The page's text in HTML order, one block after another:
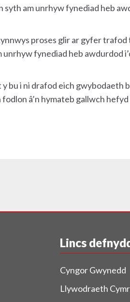
syth am unrhyw fynediad heb
proses glir ar gyfer
unrhyw fynediad heb awdurdod
bu i ni drafod eich
â’n hymateb gallwch
Lincs
Cyngor Gwynedd
Llywodraeth